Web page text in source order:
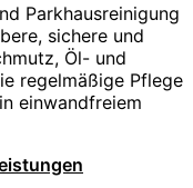
Parkhausreinigung
sichere und
Öl- und
regelmäßige Pflege
einwandfreiem